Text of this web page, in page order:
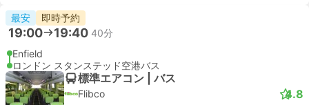
08:10リバプールストリート駅
この旅行は予約不可能です
Stansted Expressが運営する列車
08:40リバプールストリート駅
この旅行は予約不可能です